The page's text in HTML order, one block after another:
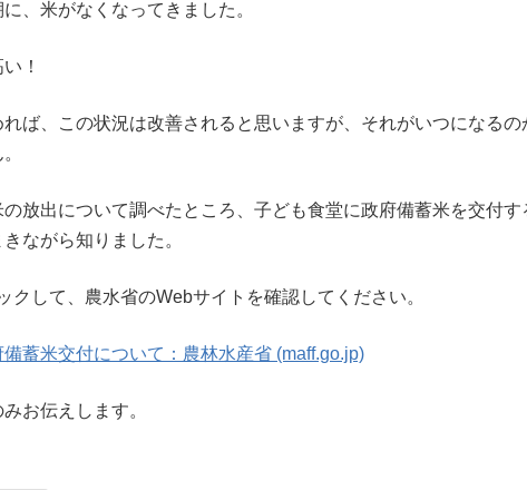
、米がなくなってきました。
！
ば、この状況は改善されると思いますが、それがいつになるの
放出について調べたところ、子ども食堂に政府備蓄米を交付す
ながら知りました。
クして、農水省のWebサイトを確認してください。
蓄米交付について：農林水産省 (maff.go.jp)
お伝えします。